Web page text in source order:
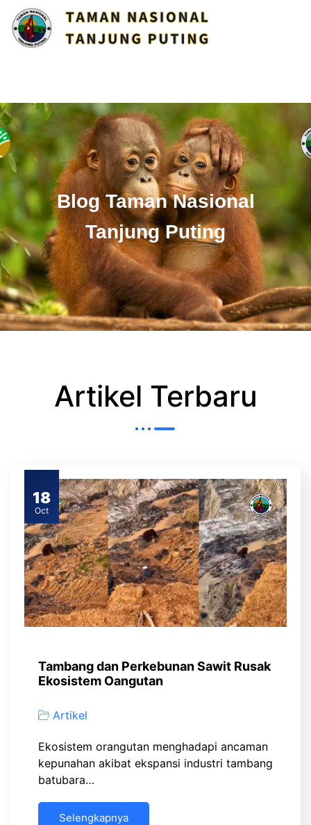
Blog Taman Nasional
Tanjung Puting
Artikel Terbaru
18
Oct
Tambang dan Perkebunan Sawit Rusak
Ekosistem Oangutan
Artikel
Ekosistem orangutan menghadapi ancaman
kepunahan akibat ekspansi industri tambang
batubara…
Selengkapnya